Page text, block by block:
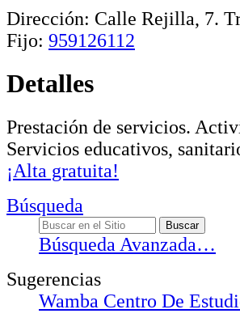
Dirección: Calle Rejilla, 7.
Fijo: 959126112
Detalles
Prestación de servicios.
Servicios educativos,
¡Alta gratuita!
Búsqueda
Búsqueda Avanzada…
Sugerencias
Wamba Centro De